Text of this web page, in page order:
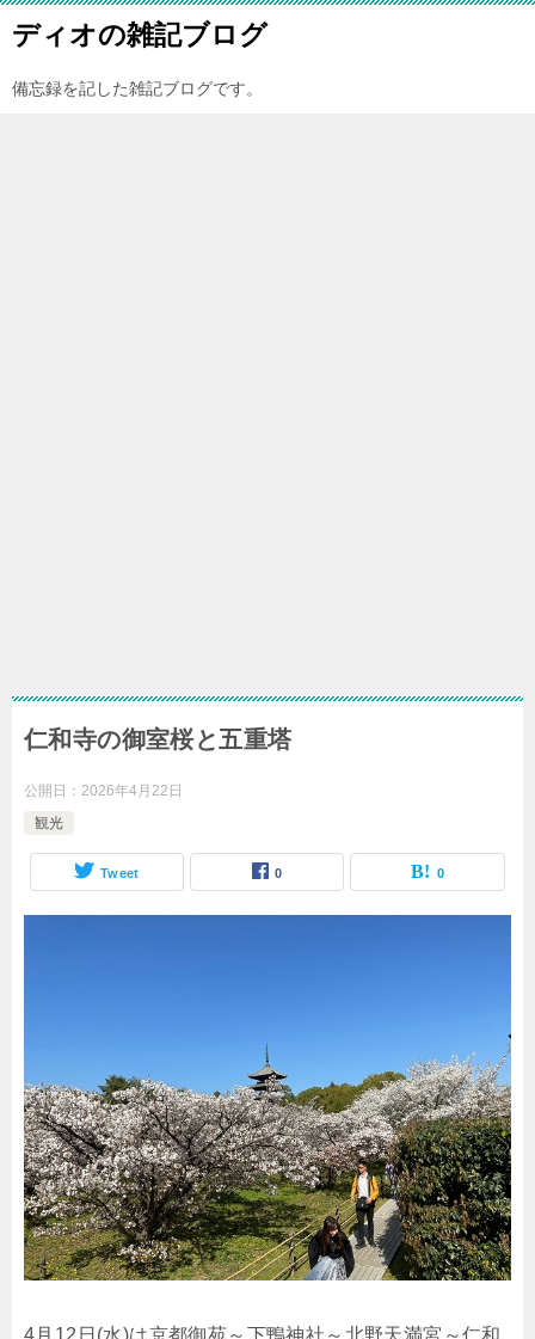
ディオの雑記ブログ
備忘録を記した雑記ブログです。
仁和寺の御室桜と五重塔
公開日： 2026年4月22日
観光
Tweet 0 0
4月12日(水)は京都御苑～下鴨神社～北野天満宮～仁和